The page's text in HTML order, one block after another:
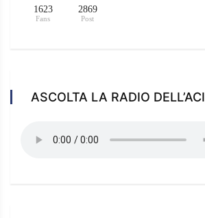
1623
Fans
2869
Post
ASCOLTA LA RADIO DELL’ACI